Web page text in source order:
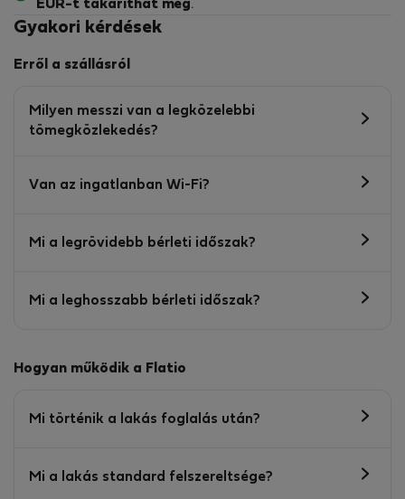
EUR-t takaríthat meg.
Gyakori kérdések
Erről a szállásról
Milyen messzi van a legközelebbi
tömegközlekedés?
Van az ingatlanban Wi-Fi?
Mi a legrövidebb bérleti időszak?
Mi a leghosszabb bérleti időszak?
Hogyan működik a Flatio
Mi történik a lakás foglalás után?
Mi a lakás standard felszereltsége?